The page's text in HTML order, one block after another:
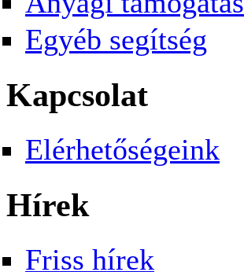
Egyéb segítség
Kapcsolat
Elérhetőségeink
Hírek
Friss hírek